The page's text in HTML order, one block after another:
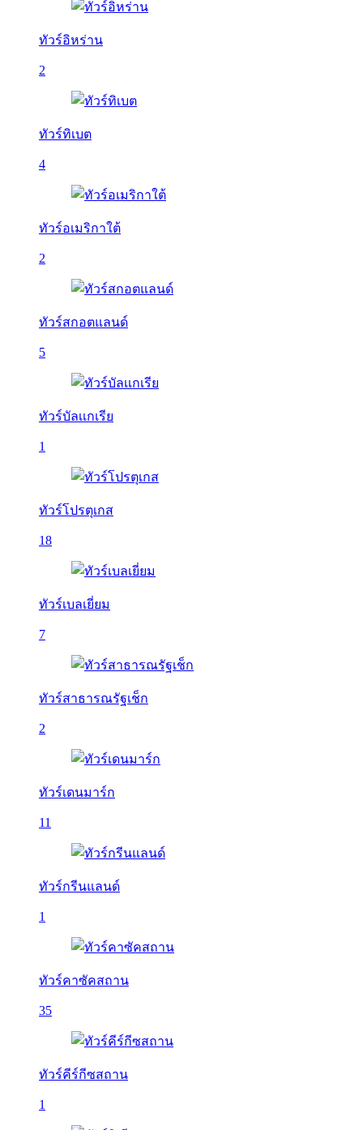
ทัวร์อิหร่าน
2
ทัวร์ทิเบต
4
ทัวร์อเมริกาใต้
2
ทัวร์สกอตแลนด์
5
ทัวร์บัลเเกเรีย
1
ทัวร์โปรตุเกส
18
ทัวร์เบลเยี่ยม
7
ทัวร์สาธารณรัฐเช็ก
2
ทัวร์เดนมาร์ก
11
ทัวร์กรีนแลนด์
1
ทัวร์คาซัคสถาน
35
ทัวร์คีร์กีซสถาน
1